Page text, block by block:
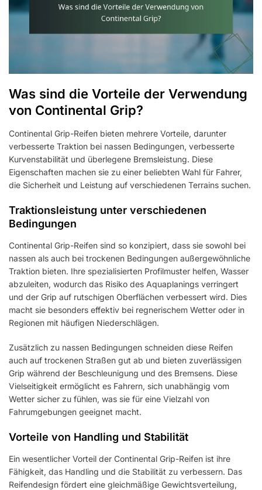
Was sind die Vorteile der Verwendung
von Continental Grip?
Continental Grip-Reifen bieten mehrere Vorteile, darunter
verbesserte Traktion bei nassen Bedingungen, verbesserte
Kurvenstabilität und überlegene Bremsleistung. Diese
Eigenschaften machen sie zu einer beliebten Wahl für Fahrer,
die Sicherheit und Leistung auf verschiedenen Terrains suchen.
Traktionsleistung unter verschiedenen
Bedingungen
Continental Grip-Reifen sind so konzipiert, dass sie sowohl bei
nassen als auch bei trockenen Bedingungen außergewöhnliche
Traktion bieten. Ihre spezialisierten Profilmuster helfen, Wasser
abzuleiten, wodurch das Risiko des Aquaplanings verringert
und der Grip auf rutschigen Oberflächen verbessert wird. Dies
macht sie besonders effektiv bei regnerischem Wetter oder in
Regionen mit häufigen Niederschlägen.
Zusätzlich zu nassen Bedingungen schneiden diese Reifen
auch auf trockenen Straßen gut ab und bieten zuverlässigen
Grip während der Beschleunigung und des Bremsens. Diese
Vielseitigkeit ermöglicht es Fahrern, sich unabhängig vom
Wetter sicher zu fühlen, was sie für eine Vielzahl von
Fahrumgebungen geeignet macht.
Vorteile von Handling und Stabilität
Ein wesentlicher Vorteil der Continental Grip-Reifen ist ihre
Fähigkeit, das Handling und die Stabilität zu verbessern. Das
Reifendesign fördert eine gleichmäßige Gewichtsverteilung,